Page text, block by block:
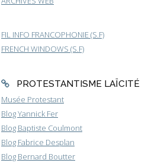
FIL INFO FRANCOPHONIE (S.F)
FRENCH WINDOWS (S.F)
PROTESTANTISME LAÏCITÉ
Musée Protestant
Blog Yannick Fer
Blog Baptiste Coulmont
Blog Fabrice Desplan
Blog Bernard Boutter